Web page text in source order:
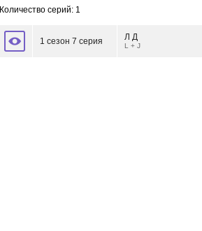
Количество серий: 1
1 сезон 7 серия Л Д
L + J